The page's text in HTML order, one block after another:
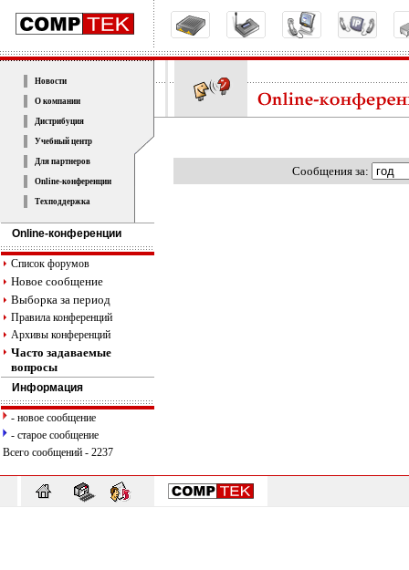
Новости
О компании
Дистрибуция
Учебный центр
Для партнеров
Online-конференции
Техподдержка
Online-конференции
Список форумов
Новое сообщение
Выборка за период
Правила конференций
Архивы конференций
Часто задаваемые
вопросы
Информация
- новое сообщение
- старое сообщение
Всего сообщений - 2237
Cообщения за: